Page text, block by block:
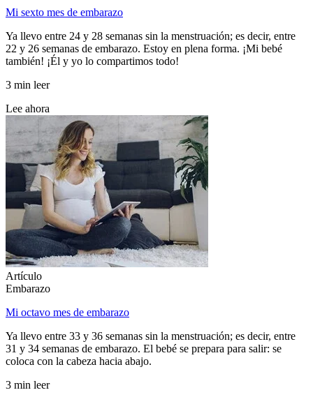
Mi sexto mes de embarazo
Ya llevo entre 24 y 28 semanas sin la menstruación; es decir, entre
22 y 26 semanas de embarazo. Estoy en plena forma. ¡Mi bebé
también! ¡Él y yo lo compartimos todo!
3 min leer
Lee ahora
Artículo
Embarazo
Mi octavo mes de embarazo
Ya llevo entre 33 y 36 semanas sin la menstruación; es decir, entre
31 y 34 semanas de embarazo. El bebé se prepara para salir: se
coloca con la cabeza hacia abajo.
3 min leer